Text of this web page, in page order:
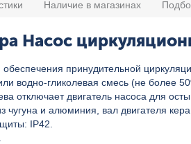
Наличие в магазинах
Насос
принудительной
водно-гликолевая смесь (не более
отключает двигатель насоса для
чугуна и алюминия, вал двигателя
IP42.